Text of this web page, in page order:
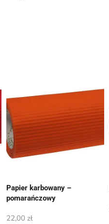
Papier karbowany –
pomarańczowy
22,00 zł